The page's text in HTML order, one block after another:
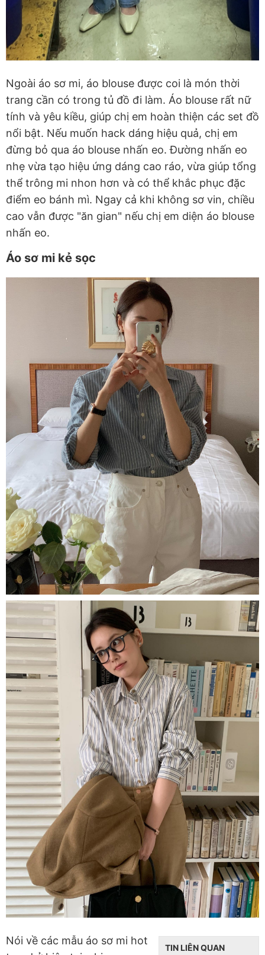
Ngoài áo sơ mi, áo blouse được coi là món thời
trang cần có trong tủ đồ đi làm. Áo blouse rất nữ
tính và yêu kiều, giúp chị em hoàn thiện các set đồ
nổi bật. Nếu muốn hack dáng hiệu quả, chị em
đừng bỏ qua áo blouse nhấn eo. Đường nhấn eo
nhẹ vừa tạo hiệu ứng dáng cao ráo, vừa giúp tổng
thể trông mi nhon hơn và có thể khắc phục đặc
điểm eo bánh mì. Ngay cả khi không sơ vin, chiều
cao vẫn được "ăn gian" nếu chị em diện áo blouse
nhấn eo.
Áo sơ mi kẻ sọc
TIN LIÊN QUAN
Nói về các mẫu áo sơ mi hot